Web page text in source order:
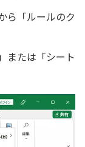
ら「ルールのク
または「シート